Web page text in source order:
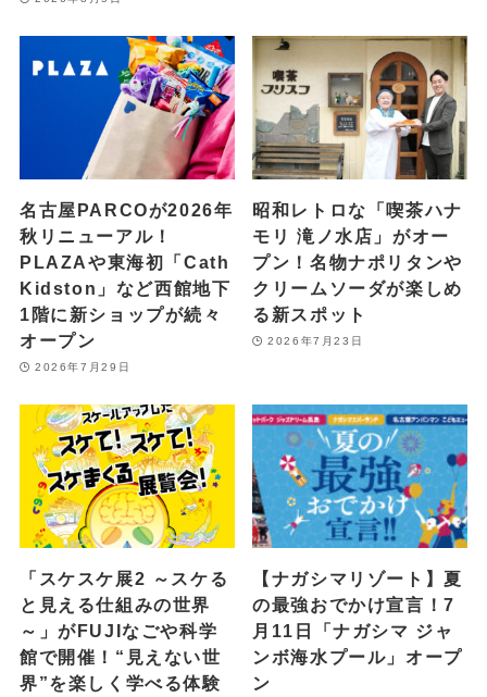
名古屋PARCOが2026年
秋リニューアル！
PLAZAや東海初「Cath
Kidston」など西館地下
1階に新ショップが続々
オープン
2026年7月29日
昭和レトロな「喫茶ハナ
モリ 滝ノ水店」がオー
プン！名物ナポリタンや
クリームソーダが楽しめ
る新スポット
2026年7月23日
「スケスケ展2 ～スケる
と見える仕組みの世界
～」がFUJIなごや科学
館で開催！“見えない世
界”を楽しく学べる体験
【ナガシマリゾート】夏
の最強おでかけ宣言！7
月11日「ナガシマ ジャ
ンボ海水プール」オープ
ン